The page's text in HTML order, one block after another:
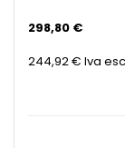
298,80 €
244,92 € Iva